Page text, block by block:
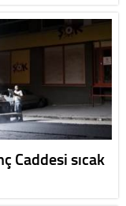
Caddesi sıcak